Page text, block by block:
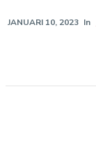
JANUARI 10, 2023 In